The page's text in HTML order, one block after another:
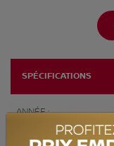
SPÉCIFICATIONS
ANNÉE :
ODOMÈTRE: